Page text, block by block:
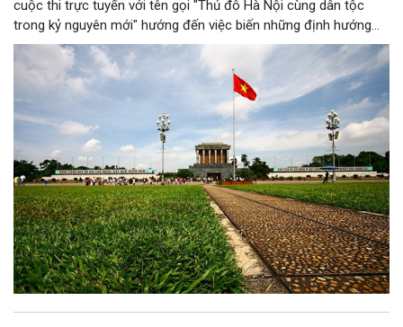
cuộc thi trực tuyến với tên gọi "Thủ đô Hà Nội cùng dân tộc
trong kỷ nguyên mới" hướng đến việc biến những định hướng
chiến lược trong Nghị quyết số 02-NQ/TW của Bộ Chính trị
thành niềm tin, thành nhận thức chung của mỗi người dân.